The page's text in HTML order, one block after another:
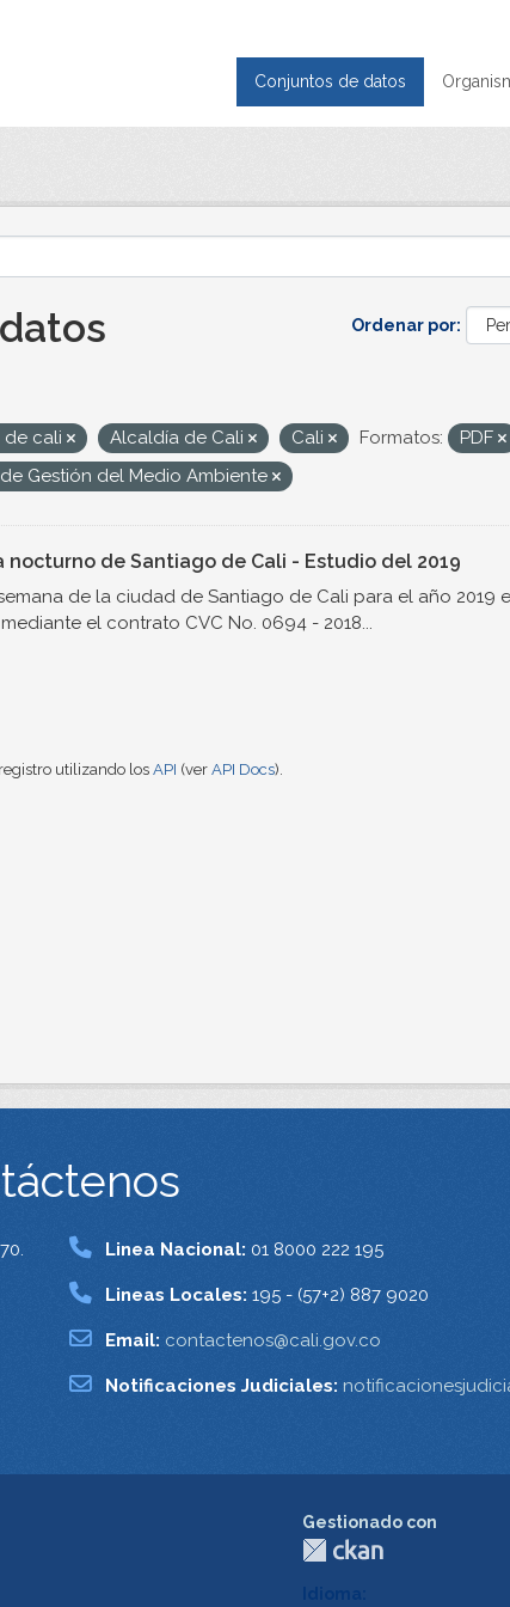
Conjuntos de datos
Ordenar por
de cali Alcaldía de Cali Cali Formatos: PDF
Gestión del Medio Ambiente
nocturno de Santiago de Cali - Estudio del 2019
de la ciudad de Santiago de Cali para el año 2019
mediante el contrato CVC No. 0694 - 2018...
utilizando los API (ver API Docs).
Linea Nacional: 01 8000 222 195
Lineas Locales: 195 - (57+2) 887 9020
Email: contactenos@cali.gov.co
Notificaciones Judiciales:
Gestionado con